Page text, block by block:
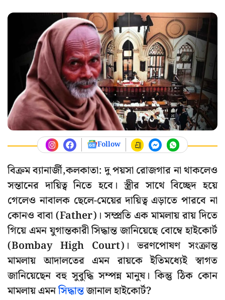
Follow
বিক্রম ব্যানার্জী,কলকাতা: দু পয়সা রোজগার না থাকলেও
সন্তানের দায়িত্ব নিতে হবে। স্ত্রীর সাথে বিচ্ছেদ হয়ে
গেলেও নাবালক ছেলে-মেয়ের দায়িত্ব এড়াতে পারবে না
কোনও বাবা (Father)। সম্প্রতি এক মামলায় রায় দিতে
গিয়ে এমন যুগান্তকারী সিদ্ধান্ত জানিয়েছে বোম্বে হাইকোর্ট
(Bombay High Court)। ভরণপোষণ সংক্রান্ত
মামলায় আদালতের এমন রায়কে ইতিমধ্যেই স্বাগত
জানিয়েছেন বহু সুবুদ্ধি সম্পন্ন মানুষ। কিন্তু ঠিক কোন
মামলায় এমনসিদ্ধান্তজানাল হাইকোর্ট?